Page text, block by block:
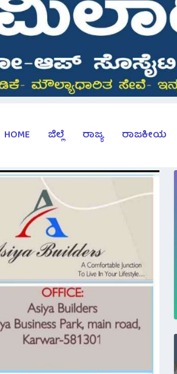
HOME ಜಿಲ್ಲೆ ರಾಜ್ಯ ರಾಜಕೀಯ